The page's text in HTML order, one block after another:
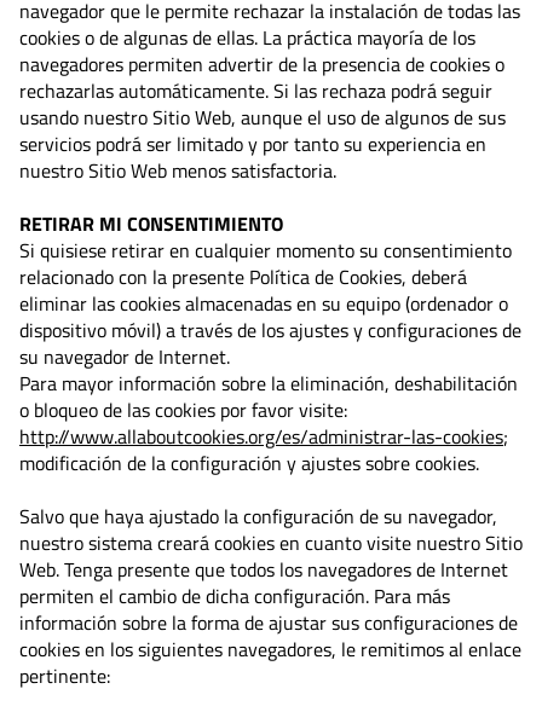
navegador que le permite rechazar la instalación de todas las
cookies o de algunas de ellas. La práctica mayoría de los
navegadores permiten advertir de la presencia de cookies o
rechazarlas automáticamente. Si las rechaza podrá seguir
usando nuestro Sitio Web, aunque el uso de algunos de sus
servicios podrá ser limitado y por tanto su experiencia en
nuestro Sitio Web menos satisfactoria.
RETIRAR MI CONSENTIMIENTO
Si quisiese retirar en cualquier momento su consentimiento
relacionado con la presente Política de Cookies, deberá
eliminar las cookies almacenadas en su equipo (ordenador o
dispositivo móvil) a través de los ajustes y configuraciones de
su navegador de Internet.
Para mayor información sobre la eliminación, deshabilitación
o bloqueo de las cookies por favor visite:
http://www.allaboutcookies.org/es/administrar-las-cookies;
modificación de la configuración y ajustes sobre cookies.
Salvo que haya ajustado la configuración de su navegador,
nuestro sistema creará cookies en cuanto visite nuestro Sitio
Web. Tenga presente que todos los navegadores de Internet
permiten el cambio de dicha configuración. Para más
información sobre la forma de ajustar sus configuraciones de
cookies en los siguientes navegadores, le remitimos al enlace
pertinente: